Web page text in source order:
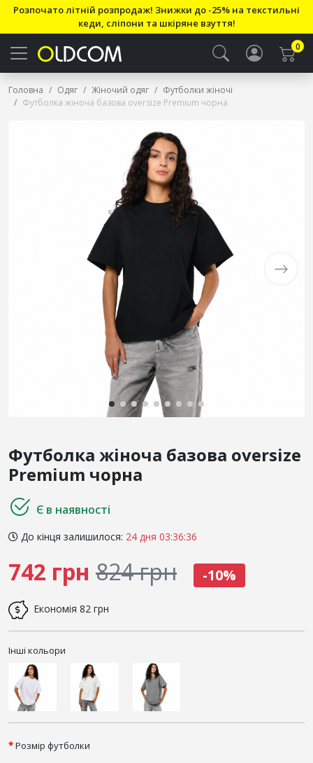
Розпочато літній розпродаж! Знижки до -25% на текстильні
кеди, сліпони та шкіряне взуття!
0
Головна Одяг Жіночий одяг
Футболки жіночі
Футболка жіноча базова oversize Premium чорна
Футболка жіноча базова oversize
Premium чорна
Є в наявності
До кінця залишилося: 24 дня 03:36:35
742 грн 824 грн -10%
Економія 82 грн
Інші кольори
Розмір футболки